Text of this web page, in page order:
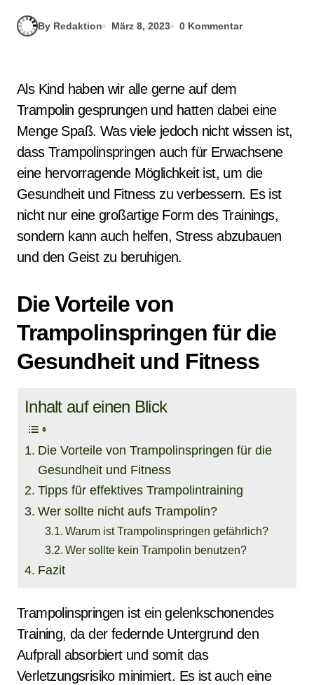
By Redaktion März 8, 2023 0 Kommentar
Als Kind haben wir alle gerne auf dem
Trampolin gesprungen und hatten dabei eine
Menge Spaß. Was viele jedoch nicht wissen ist,
dass Trampolinspringen auch für Erwachsene
eine hervorragende Möglichkeit ist, um die
Gesundheit und Fitness zu verbessern. Es ist
nicht nur eine großartige Form des Trainings,
sondern kann auch helfen, Stress abzubauen
und den Geist zu beruhigen.
Die Vorteile von
Trampolinspringen für die
Gesundheit und Fitness
Inhalt auf einen Blick
Die Vorteile von Trampolinspringen für die
Gesundheit und Fitness
Tipps für effektives Trampolintraining
Wer sollte nicht aufs Trampolin?
Warum ist Trampolinspringen gefährlich?
Wer sollte kein Trampolin benutzen?
Fazit
Trampolinspringen ist ein gelenkschonendes
Training, da der federnde Untergrund den
Aufprall absorbiert und somit das
Verletzungsrisiko minimiert. Es ist auch eine